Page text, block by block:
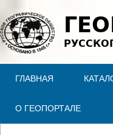
ГЛАВНАЯ
О ГЕОПОРТАЛЕ